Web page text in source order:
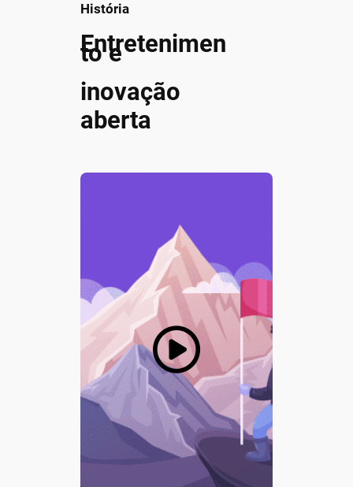
História
Entretenimen
to e
inovação
aberta